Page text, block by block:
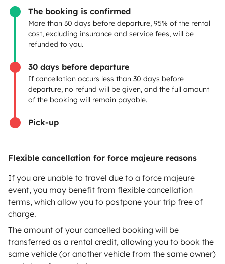
The booking is confirmed
More than 30 days before departure, 95% of the rental
cost, excluding insurance and service fees, will be
refunded to you.
30 days before departure
If cancellation occurs less than 30 days before
departure, no refund will be given, and the full amount
of the booking will remain payable.
Pick-up
Flexible cancellation for force majeure reasons
If you are unable to travel due to a force majeure
event, you may benefit from flexible cancellation
terms, which allow you to postpone your trip free of
charge.
The amount of your cancelled booking will be
transferred as a rental credit, allowing you to book the
same vehicle (or another vehicle from the same owner)
Create a listing
Rental contract
Insurance for hiring out
Breakdown assistance
Help Centre for owners
Secure third-party payment system
Pay in instalments
Download in
App Store
Download in
Google Play